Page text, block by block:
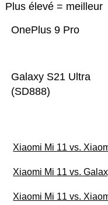
Plus élevé = meilleur
Galaxy S21 Ultra
(SD888)
OnePlus 9 Pro
Xiaomi Mi 11 vs.
Xiaomi Mi 11 vs.
Xiaomi Mi 11 vs.